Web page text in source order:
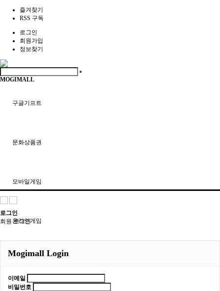
즐겨찾기
RSS 구독
로그인
회원가입
정보찾기
MOGIMALL
구글기프트
문화상품권
모바일게임
온라인게임
기프트카드
로그인
회원 로그인
Mogimall Login
이메일
비밀번호